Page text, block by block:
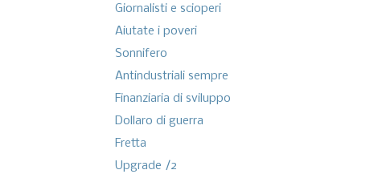
Giornalisti e scioperi
Aiutate i poveri
Sonnifero
Antindustriali sempre
Finanziaria di sviluppo
Dollaro di guerra
Fretta
Upgrade /2